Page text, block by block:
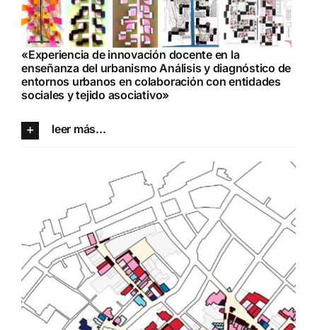
«Experiencia de innovación docente en la
enseñanza del urbanismo Análisis y diagnóstico de
entornos urbanos en colaboración con entidades
sociales y tejido asociativo»
leer más...